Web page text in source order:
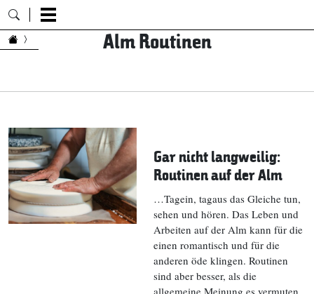
Zum Inhalt springen Alm Routinen
Gar nicht langweilig:
Routinen auf der Alm
…Tagein, tagaus das Gleiche tun,
sehen und hören. Das Leben und
Arbeiten auf der Alm kann für die
einen romantisch und für die
anderen öde klingen. Routinen
sind aber besser, als die
allgemeine Meinung es vermuten